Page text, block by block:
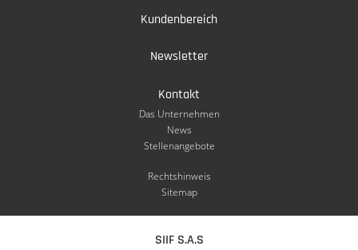
Kundenbereich
Newsletter
Kontakt
Das Unternehmen
News
Stellenangebote
Rechtshinweis
Sitemap
SIIF S.A.S